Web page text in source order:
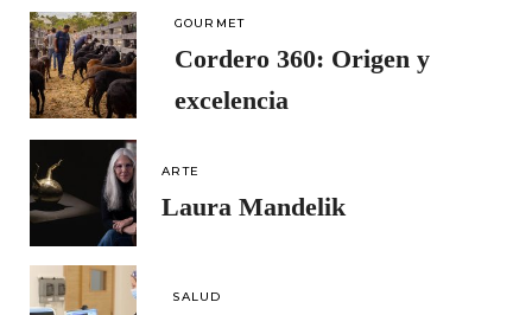
GOURMET
Cordero 360: Origen y
excelencia
ARTE
Laura Mandelik
SALUD